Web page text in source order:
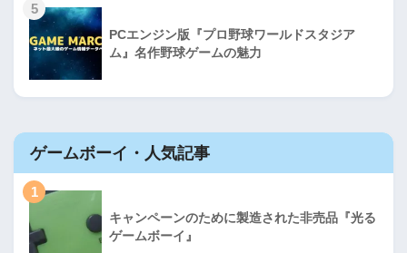
5
PCエンジン版『プロ野球ワールドスタジア
ム』名作野球ゲームの魅力
ゲームボーイ・人気記事
1
キャンペーンのために製造された非売品『光る
ゲームボーイ』